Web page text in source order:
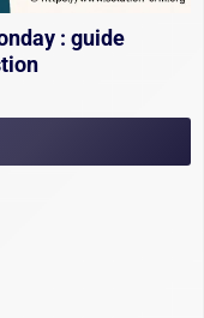
: guide